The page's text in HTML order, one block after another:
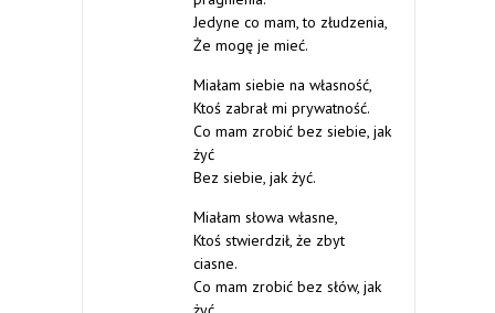
Jedyne co mam, to złudzenia,
Że mogę je mieć.
Miałam siebie na własność,
Ktoś zabrał mi prywatność.
Co mam zrobić bez siebie, jak
żyć
Bez siebie, jak żyć.
Miałam słowa własne,
Ktoś stwierdził, że zbyt
ciasne.
Co mam zrobić bez słów, jak